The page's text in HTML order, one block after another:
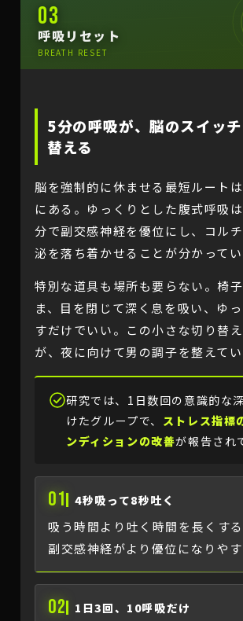
03
呼吸リセット
BREATH RESET
5分の呼吸が、脳のスイッ
替える
脳を強制的に休ませる最短ルート
にある。ゆっくりとした腹式呼吸
分で副交感神経を優位にし、コル
泌を落ち着かせることが分かってい
特別な道具も場所も要らない。椅
ま、目を閉じて深く息を吸い、ゆ
すだけでいい。この小さな切り替
が、夜に向けて男の調子を整えてい
研究では、1日数回の意識的な
けたグループで、 ストレス指標
ンディションの改善が報告され
01 4秒吸って8秒吐く
吸う時間より吐く時間を長くする
副交感神経がより優位になりやす
02 1日3回、10呼吸だけ